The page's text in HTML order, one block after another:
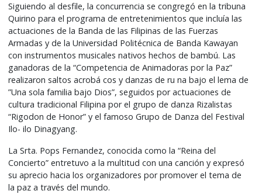
Siguiendo al desfile, la concurrencia se congregó en la tribuna
Quirino para el programa de entretenimientos que incluía las
actuaciones de la Banda de las Filipinas de las Fuerzas
Armadas y de la Universidad Politécnica de Banda Kawayan
con instrumentos musicales nativos hechos de bambú. Las
ganadoras de la “Competencia de Animadoras por la Paz”
realizaron saltos acrobá cos y danzas de ru na bajo el lema de
”Una sola familia bajo Dios”, seguidos por actuaciones de
cultura tradicional Filipina por el grupo de danza Rizalistas
“Rigodon de Honor” y el famoso Grupo de Danza del Festival
Ilo- ilo Dinagyang.
La Srta. Pops Fernandez, conocida como la “Reina del
Concierto” entretuvo a la multitud con una canción y expresó
su aprecio hacia los organizadores por promover el tema de
la paz a través del mundo.